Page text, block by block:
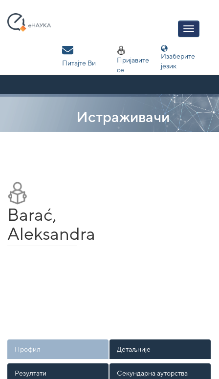
navigation
Питајте Ви
Пријавите
се
Изаберите
језик
Истраживачи
Barać,
Aleksandra
Профил Детаљније
Резултати Секундарна ауторства